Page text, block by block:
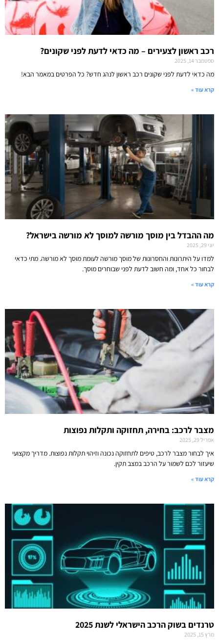
רכב ראשון לצעירים – מה כדאי לדעת לפני שקונים?
ספטמבר 14, 2025
מה כדאי לדעת לפני שקונים רכב ראשון לנהג חדש? כל הפרטים במאמר הבא!
קרא עוד »
מה ההבדל בין מוסך מורשה למוסך לא מורשה בישראל?
יוני 29, 2025
למדו על היתרונות והחסרונות של מוסך מורשה לעומת מוסך לא מורשה. מתי כדאי
לבחור כל אחד, ומה חשוב לדעת לפני שבוחרים מוסך.
קרא עוד »
מצבר לרכב: בחירה, תחזוקה ותקלות נפוצות
אפריל 29, 2025
איך לבחור מצבר לרכב, טיפים לתחזוקה נכונה וזיהוי תקלות נפוצות. מדריך מקצועי
שיעזור לכם לשמור על הרכב במצב תקין.
קרא עוד »
טרנדים בשוק הרכב הישראלי לשנת 2025
מרץ 15, 2025